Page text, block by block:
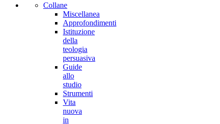
Collane
Miscellanea
Approfondimenti
Istituzione
della
teologia
persuasiva
Guide
allo
studio
Strumenti
Vita
nuova
in